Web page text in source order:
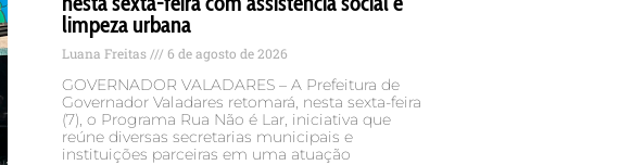
limpeza urbana
Luana Freitas 6 de agosto de 2026
GOVERNADOR VALADARES – A Prefeitura de
Governador Valadares retomará, nesta sexta-feira
(7), o Programa Rua Não é Lar, iniciativa que
reúne diversas secretarias municipais e
instituições parceiras em uma atuação